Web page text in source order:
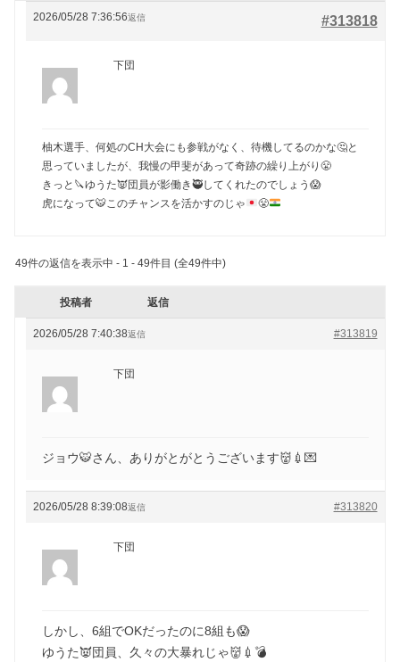
2026/05/28 7:36:56 #313818
返信
下団
柚木選手、何処のCH大会にも参戦がなく、待機してるのかな🤔と
思っていましたが、我慢の甲斐があって奇跡の繰り上がり😤
きっと🔪ゆうた👿団員が影働き🥷してくれたのでしょう😱
虎になって🐯このチャンスを活かすのじゃ 😤
49件の返信を表示中 - 1 - 49件目 (全49件中)
投稿者 返信
2026/05/28 7:40:38 #313819
返信
下団
ジョウ🐯さん、ありがとがとうございます👹💉💌
2026/05/28 8:39:08 #313820
返信
下団
しかし、6組でOKだったのに8組も😱
ゆうた👿団員、久々の大暴れじゃ👹💉💣